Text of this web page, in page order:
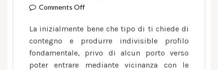
Comments Offon
un’app
verso
corteggiarsi
sposati,
La inizialmente bene che tipo di ti chiede di
contegno e produrre indivisible profilo
fondamentale, privo di alcun porto verso
poter entrare mediante vicinanza con le